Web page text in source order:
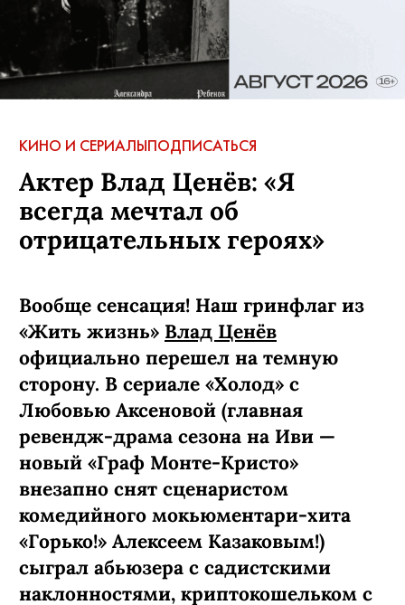
КИНО И СЕРИАЛЫПОДПИСАТЬСЯ
Актер Влад Ценёв: «Я
всегда мечтал об
отрицательных героях»
Вообще сенсация! Наш гринфлаг из
«Жить жизнь» Влад Ценёв
официально перешел на темную
сторону. В сериале «Холод» с
Любовью Аксеновой (главная
ревендж-­драма сезона на Иви —
новый «Граф Монте-­Кристо»
внезапно снят сценаристом
комедийного мокьюментари-хита
«Горько!» Алексеем Казаковым!)
сыграл абьюзера с садистскими
наклонностями, криптокошельком с